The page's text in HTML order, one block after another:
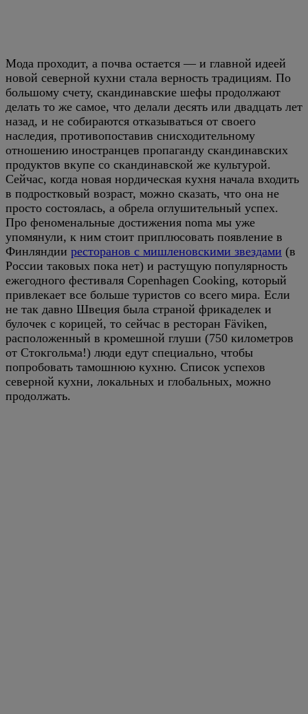
Мода проходит, а почва остается — и главной идеей
новой северной кухни стала верность традициям. По
большому счету, скандинавские шефы продолжают
делать то же самое, что делали десять или двадцать лет
назад, и не собираются отказываться от своего
наследия, противопоставив снисходительному
отношению иностранцев пропаганду скандинавских
продуктов вкупе со скандинавской же культурой.
Сейчас, когда новая нордическая кухня начала входить
в подростковый возраст, можно сказать, что она не
просто состоялась, а обрела оглушительный успех.
Про феноменальные достижения noma мы уже
упомянули, к ним стоит приплюсовать появление в
Финляндии ресторанов с мишленовскими звездами (в
России таковых пока нет) и растущую популярность
ежегодного фестиваля Copenhagen Cooking, который
привлекает все больше туристов со всего мира. Если
не так давно Швеция была страной фрикаделек и
булочек с корицей, то сейчас в ресторан Fäviken,
расположенный в кромешной глуши (750 километров
от Стокгольма!) люди едут специально, чтобы
попробовать тамошнюю кухню. Список успехов
северной кухни, локальных и глобальных, можно
продолжать.